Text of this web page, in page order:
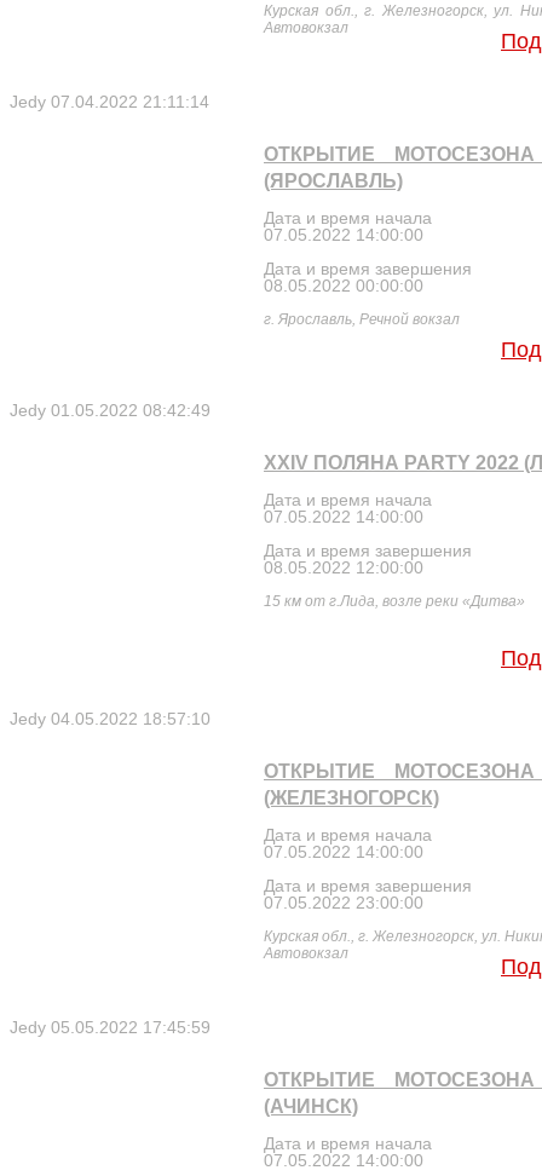
Курская обл., г. Железногорск, ул.
Автовокзал
Jedy 07.04.2022 21:11:14
ОТКРЫТИЕ МОТОСЕЗОНА
(ЯРОСЛАВЛЬ)
Дата и время начала
07.05.2022 14:00:00
Дата и время завершения
08.05.2022 00:00:00
г. Ярославль, Речной вокзал
Jedy 01.05.2022 08:42:49
XXIV ПОЛЯНА PARTY 2022
Дата и время начала
07.05.2022 14:00:00
Дата и время завершения
08.05.2022 12:00:00
15 км от г.Лида, возле реки «Дитва»
Jedy 04.05.2022 18:57:10
ОТКРЫТИЕ МОТОСЕЗОНА
(ЖЕЛЕЗНОГОРСК)
Дата и время начала
07.05.2022 14:00:00
Дата и время завершения
07.05.2022 23:00:00
Курская обл., г. Железногорск, ул.
Автовокзал
Jedy 05.05.2022 17:45:59
ОТКРЫТИЕ МОТОСЕЗОНА
(АЧИНСК)
Дата и время начала
07.05.2022 14:00:00